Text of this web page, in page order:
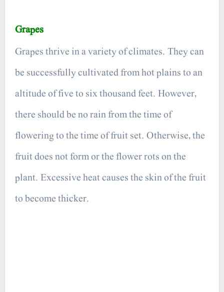
Grapes
Grapes thrive in a variety of climates. They can
be successfully cultivated from hot plains to an
altitude of five to six thousand feet. However,
there should be no rain from the time of
flowering to the time of fruit set. Otherwise, the
fruit does not form or the flower rots on the
plant. Excessive heat causes the skin of the fruit
to become thicker.